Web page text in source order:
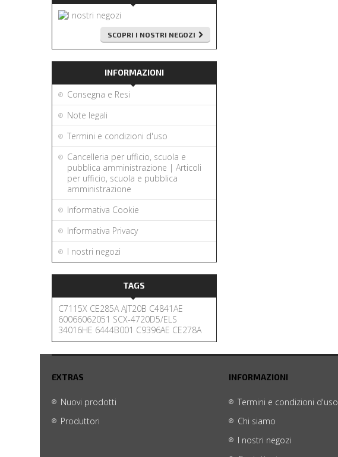
SCOPRI I NOSTRI NEGOZI
INFORMAZIONI
Consegna e Resi
Note legali
Termini e condizioni d'uso
Cancelleria per ufficio, scuola e
pubblica amministrazione | Articoli
per ufficio, scuola e pubblica
amministrazione
Informativa Cookie
Informativa Privacy
I nostri negozi
TAGS
C7115X CE285A AJT20B C4841AE
60066062051 SCX-4720D5/ELS
34016HE 6444B001 C9396AE CE278A
EXTRAS
Nuovi prodotti
Produttori
INFORMAZIONI
Termini e condizioni d'uso
Chi siamo
I nostri negozi